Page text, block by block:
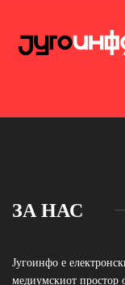
ЗА НАС
Југоинфо е
медиумскиот простор